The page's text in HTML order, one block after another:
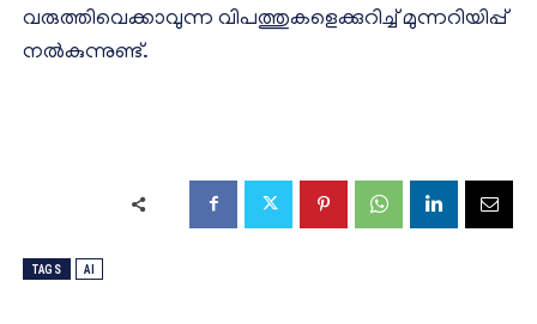
വരുത്തിവെക്കാവുന്ന വിപത്തുകളെക്കുറിച്ച് മുന്നറിയിപ്പ്
നല്‍കുന്നുണ്ട്.
TAGS AI